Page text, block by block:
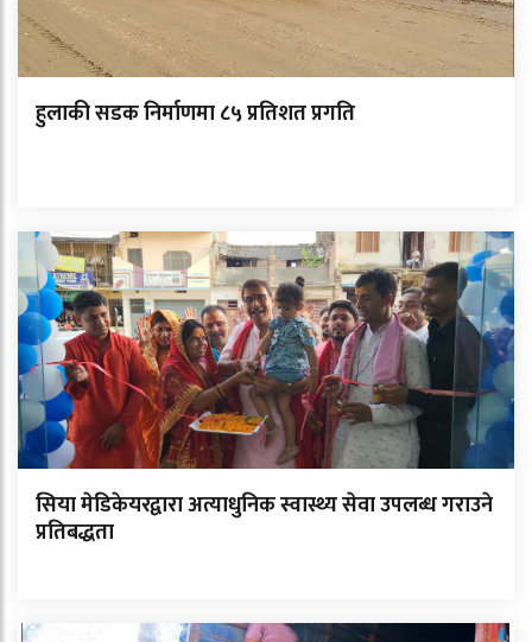
हुलाकी सडक निर्माणमा ८५ प्रतिशत प्रगति
सिया मेडिकेयरद्वारा अत्याधुनिक स्वास्थ्य सेवा उपलब्ध गराउने
प्रतिबद्धता